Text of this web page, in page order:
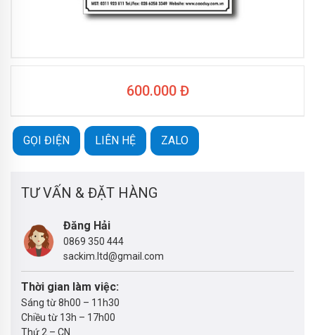
600.000 Đ
GỌI ĐIỆN LIÊN HỆ ZALO
TƯ VẤN & ĐẶT HÀNG
Đăng Hải
0869 350 444
sackim.ltd@gmail.com
Thời gian làm việc:
Sáng từ 8h00 – 11h30
Chiều từ 13h – 17h00
Thứ 2 – CN